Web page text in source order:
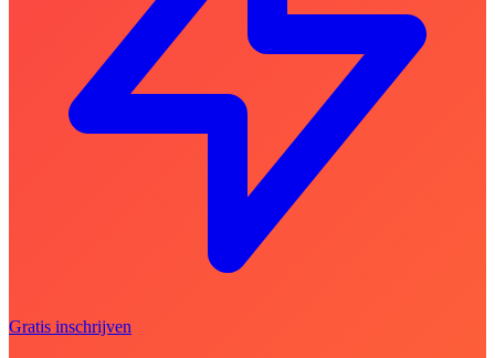
Gratis inschrijven